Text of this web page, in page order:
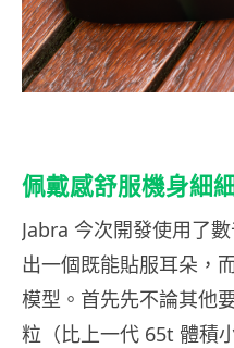
佩戴感舒服機身細
Jabra 今次開發使用了
出一個既能貼服耳朵，
模型。首先先不論其他
粒（比上一代 65t 體積